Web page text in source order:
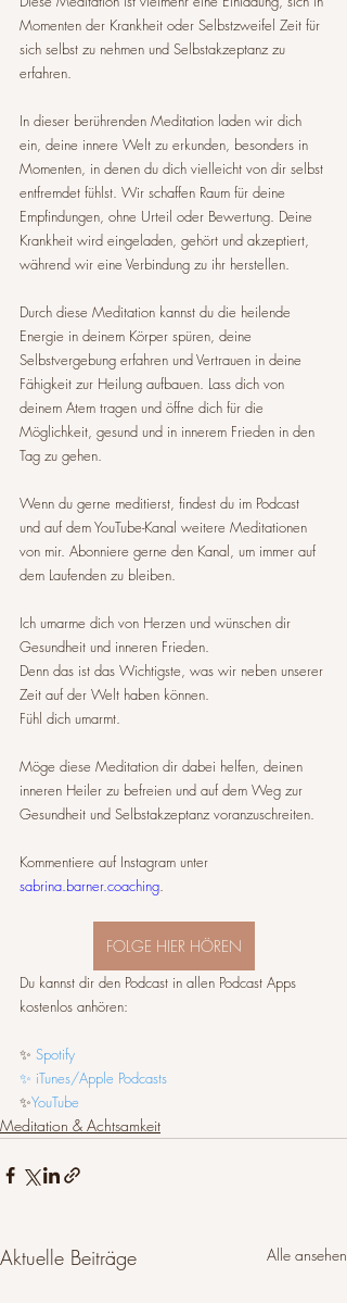
Momenten der Krankheit oder Selbstzweifel Zeit für
sich selbst zu nehmen und Selbstakzeptanz zu
erfahren.
In dieser berührenden Meditation laden wir dich
ein, deine innere Welt zu erkunden, besonders in
Momenten, in denen du dich vielleicht von dir selbst
entfremdet fühlst. Wir schaffen Raum für deine
Empfindungen, ohne Urteil oder Bewertung. Deine
Krankheit wird eingeladen, gehört und akzeptiert,
während wir eine Verbindung zu ihr herstellen.
Durch diese Meditation kannst du die heilende
Energie in deinem Körper spüren, deine
Selbstvergebung erfahren und Vertrauen in deine
Fähigkeit zur Heilung aufbauen. Lass dich von
deinem Atem tragen und öffne dich für die
Möglichkeit, gesund und in innerem Frieden in den
Tag zu gehen.
Wenn du gerne meditierst, findest du im Podcast
und auf dem YouTube-Kanal weitere Meditationen
von mir. Abonniere gerne den Kanal, um immer auf
dem Laufenden zu bleiben.
Ich umarme dich von Herzen und wünschen dir
Gesundheit und inneren Frieden.
Denn das ist das Wichtigste, was wir neben unserer
Zeit auf der Welt haben können.
Fühl dich umarmt.
Möge diese Meditation dir dabei helfen, deinen
inneren Heiler zu befreien und auf dem Weg zur
Gesundheit und Selbstakzeptanz voranzuschreiten.
Kommentiere auf Instagram unter
sabrina.barner.coaching.
FOLGE HIER HÖREN
Du kannst dir den Podcast in allen Podcast Apps
kostenlos anhören:
✨ Spotify
✨ iTunes/Apple Podcasts
✨YouTube
Meditation & Achtsamkeit
Aktuelle Beiträge Alle ansehen